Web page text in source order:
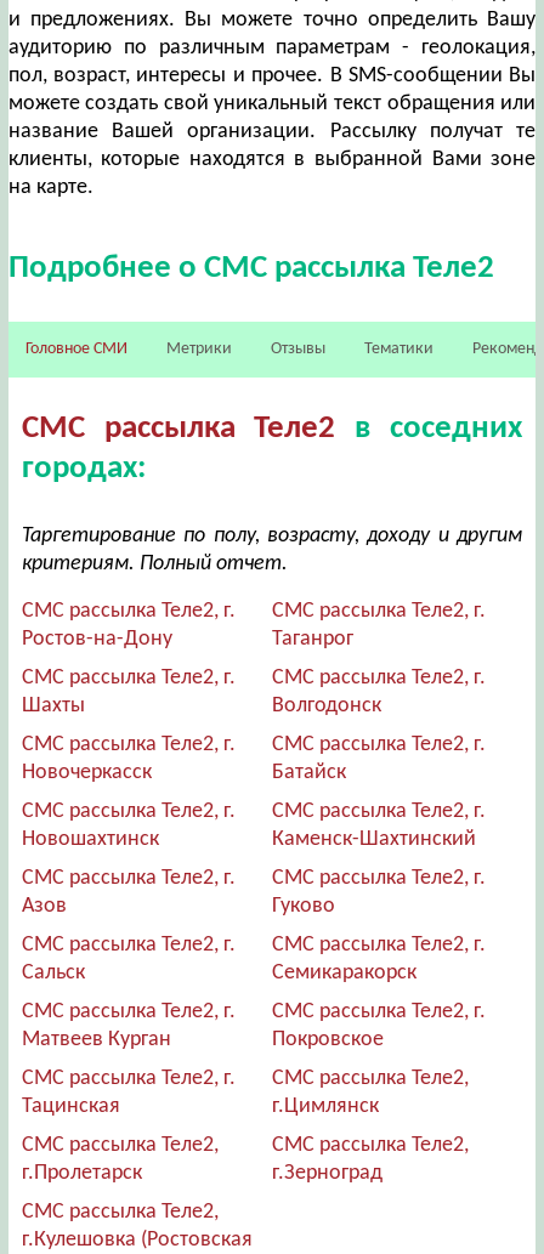
и предложениях. Вы можете точно определить Вашу
аудиторию по различным параметрам - геолокация,
пол, возраст, интересы и прочее. В SMS-сообщении Вы
можете создать свой уникальный текст обращения или
название Вашей организации. Рассылку получат те
клиенты, которые находятся в выбранной Вами зоне
на карте.
Подробнее о СМС рассылка Теле2
Головное СМИ Метрики Отзывы Тематики
СМС рассылка Теле2 в соседних
городах:
Таргетирование по полу, возрасту, доходу и другим
критериям. Полный отчет.
СМС рассылка Теле2, г.
Ростов-на-Дону
СМС рассылка Теле2, г.
Таганрог
СМС рассылка Теле2, г.
Шахты
СМС рассылка Теле2, г.
Волгодонск
СМС рассылка Теле2, г.
Новочеркасск
СМС рассылка Теле2, г.
Батайск
СМС рассылка Теле2, г.
Новошахтинск
СМС рассылка Теле2, г.
Каменск-Шахтинский
СМС рассылка Теле2, г.
Азов
СМС рассылка Теле2, г.
Гуково
СМС рассылка Теле2, г.
Сальск
СМС рассылка Теле2, г.
Семикаракорск
СМС рассылка Теле2, г.
Матвеев Курган
СМС рассылка Теле2, г.
Покровское
СМС рассылка Теле2, г.
Тацинская
СМС рассылка Теле2,
г.Цимлянск
СМС рассылка Теле2,
г.Пролетарск
СМС рассылка Теле2,
г.Зерноград
СМС рассылка Теле2,
г.Кулешовка (Ростовская